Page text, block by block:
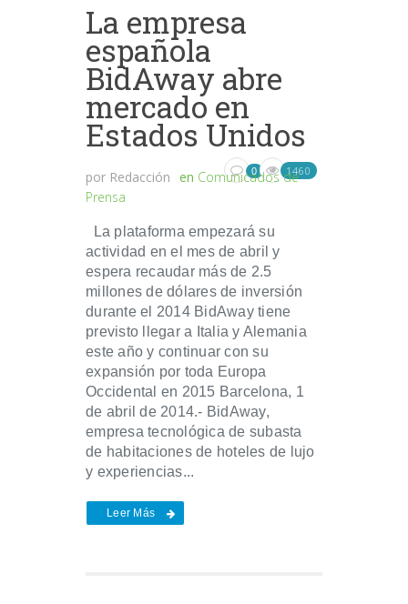
La empresa
española
BidAway abre
mercado en
Estados Unidos
por Redacción en Comunicados de
Prensa
0 1460
La plataforma empezará su
actividad en el mes de abril y
espera recaudar más de 2.5
millones de dólares de inversión
durante el 2014 BidAway tiene
previsto llegar a Italia y Alemania
este año y continuar con su
expansión por toda Europa
Occidental en 2015 Barcelona, 1
de abril de 2014.- BidAway,
empresa tecnológica de subasta
de habitaciones de hoteles de lujo
y experiencias...
Leer Más